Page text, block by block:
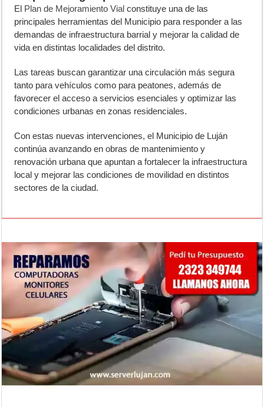
El Plan de Mejoramiento Vial constituye una de las
principales herramientas del Municipio para responder a las
demandas de infraestructura barrial y mejorar la calidad de
vida en distintas localidades del distrito.
Las tareas buscan garantizar una circulación más segura
tanto para vehículos como para peatones, además de
favorecer el acceso a servicios esenciales y optimizar las
condiciones urbanas en zonas residenciales.
Con estas nuevas intervenciones, el Municipio de Luján
continúa avanzando en obras de mantenimiento y
renovación urbana que apuntan a fortalecer la infraestructura
local y mejorar las condiciones de movilidad en distintos
sectores de la ciudad.